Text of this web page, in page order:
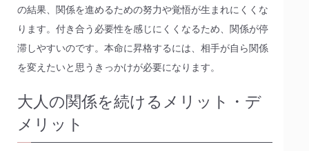
の結果、関係を進めるための努力や覚悟が生まれにくくな
ります。付き合う必要性を感じにくくなるため、関係が停
滞しやすいのです。本命に昇格するには、相手が自ら関係
を変えたいと思うきっかけが必要になります。
大人の関係を続けるメリット・デ
メリット